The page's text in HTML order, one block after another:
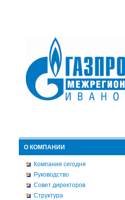
О КОМПАНИИ
Компания сегодня
Руководство
Совет директоров
Структура